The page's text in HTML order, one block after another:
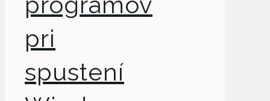
pri
spustení